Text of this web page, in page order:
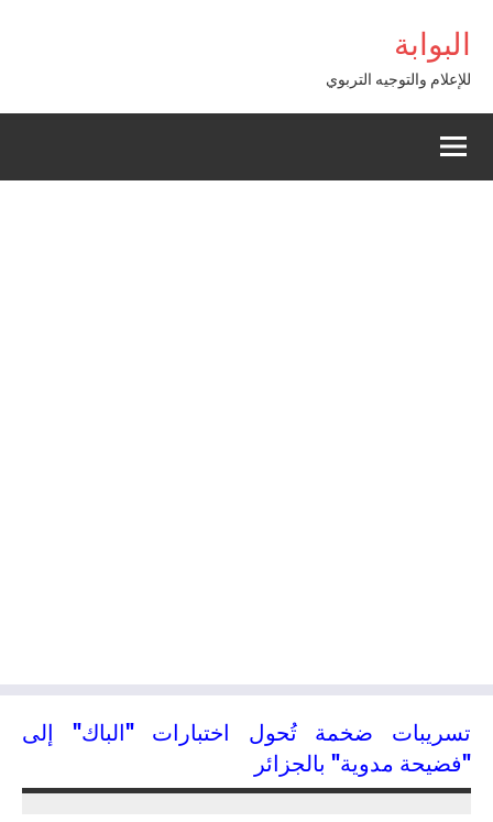
contenu
البوابة
للإعلام والتوجيه التربوي
تسريبات ضخمة تُحول اختبارات "الباك" إلى
"فضيحة مدوية" بالجزائر